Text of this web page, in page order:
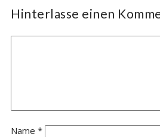
Hinterlasse einen
Name *